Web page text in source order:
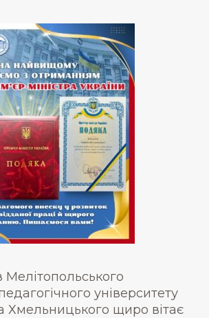
Мелітопольського
університету
Хмельницького щиро вітає